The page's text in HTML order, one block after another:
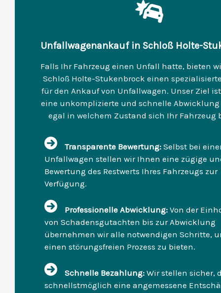
Unfallwagenankauf in Schloß Holte-
Falls Ihr Fahrzeug einen Unfall hatte, bieten
Schloß Holte-Stukenbrock einen
für den Ankauf von Unfallwagen. Unser Ziel
eine unkomplizierte und schnelle Abwicklung
egal in welchem Zustand sich Ihr Fahrzeug
Transparente Bewertung: Selbst bei
Unfallwagen stellen wir Ihnen eine zügige
Bewertung des Restwerts Ihres Fahrzeugs zur
Verfügung.
Professionelle Abwicklung: Von der
von Schadensgutachten bis zur Abwicklung
übernehmen wir alle notwendigen Schritte,
einen störungsfreien Prozess zu bieten.
Schnelle Bezahlung: Wir stellen sicher,
schnellstmöglich eine angemessene